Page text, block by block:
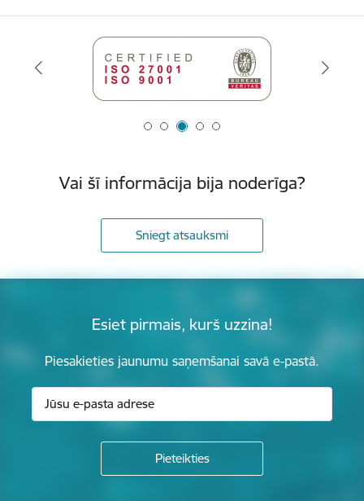
Vai šī informācija bija noderīga?
Sniegt atsauksmi
Esiet pirmais, kurš uzzina!
Piesakieties jaunumu saņemšanai savā e-pastā.